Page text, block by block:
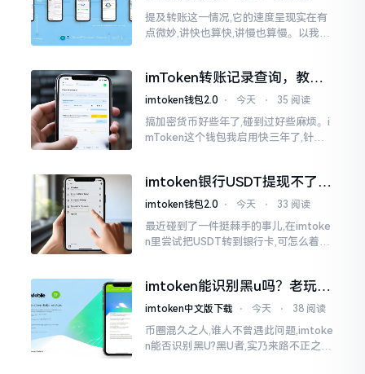
提及转账这一情况,它的速度呈现实在有
点微妙,讲快也算快,讲慢也算慢。以我从
账。可是
imToken转账记录查询，教你
正确查看方法
imtoken钱包2.0 ⋅ 今天 ⋅ 35 阅读
搞加密货币好些年了,碰到过好些麻烦。i
mToken这个钱包我启用快三年了,针对
我也疑惑过一阵子
imtoken银行USDT提现不了？
这几个法子能帮你搞定
imtoken钱包2.0 ⋅ 今天 ⋅ 33 阅读
最近碰到了一件挺棘手的事儿,在imtoke
n里尝试把USDT转到银行卡,可怎么着都
么时长
imtoken能识别黑u吗？老玩家
告诉你真相
imtoken中文版下载 ⋅ 今天 ⋅ 38 阅读
币圈混久之人,谁人不曾遇此问题,imtoke
n能否识别黑U?黑U者,实乃来路不正之钱